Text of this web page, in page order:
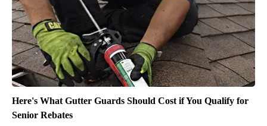
Here's What Gutter Guards Should Cost if You Qualify for
Senior Rebates